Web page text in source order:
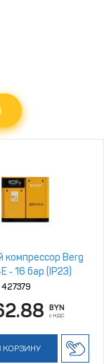
компрессор Berg
‑ 16 бар (IP23)
427379
BYN
с НДС
КОРЗИНУ